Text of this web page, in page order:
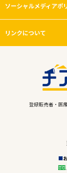
ソーシャルメディアポ
リンクについて
登録販売者・医